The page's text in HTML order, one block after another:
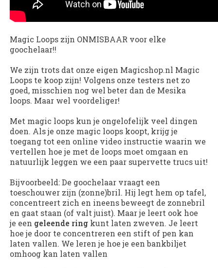
Magic Loops zijn ONMISBAAR voor elke
goochelaar!!
We zijn trots dat onze eigen Magicshop.nl Magic
Loops te koop zijn! Volgens onze testers net zo
goed, misschien nog wel beter dan de Mesika
loops. Maar wel voordeliger!
Met magic loops kun je ongelofelijk veel dingen
doen. Als je onze magic loops koopt, krijg je
toegang tot een online video instructie waarin we
vertellen hoe je met de loops moet omgaan en
natuurlijk leggen we een paar supervette trucs uit!
Bijvoorbeeld: De goochelaar vraagt een
toeschouwer zijn (zonne)bril. Hij legt hem op tafel,
concentreert zich en ineens beweegt de zonnebril
en gaat staan (of valt juist). Maar je leert ook hoe
je een geleende ring kunt laten zweven. Je leert
hoe je door te concentreren een stift of pen kan
laten vallen. We leren je hoe je een bankbiljet
omhoog kan laten vallen